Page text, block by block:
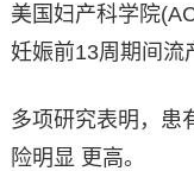
美国妇产科学院
妊娠前13周期间流
多项研究表明，患
险明显 更高。